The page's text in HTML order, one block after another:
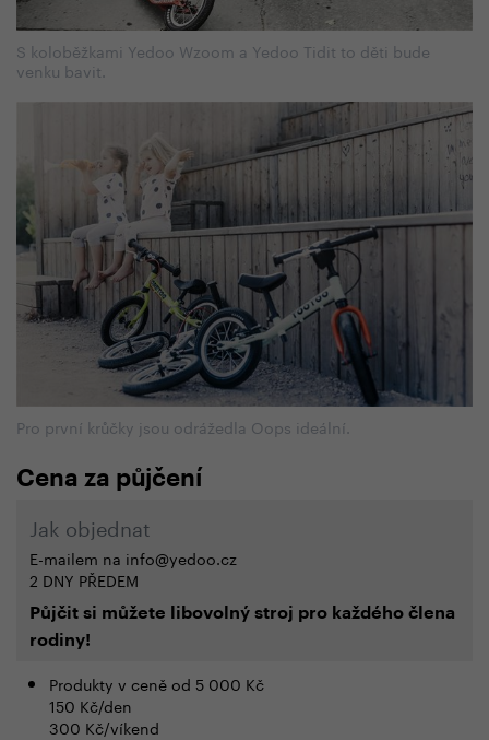
S koloběžkami Yedoo Wzoom a Yedoo Tidit to děti bude
venku bavit.
Pro první krůčky jsou odrážedla Oops ideální.
Cena za půjčení
Jak objednat
E-mailem na info@yedoo.cz
2 DNY PŘEDEM
Půjčit si můžete libovolný stroj pro každého člena
rodiny!
Produkty v ceně od 5 000 Kč
150 Kč/den
300 Kč/víkend